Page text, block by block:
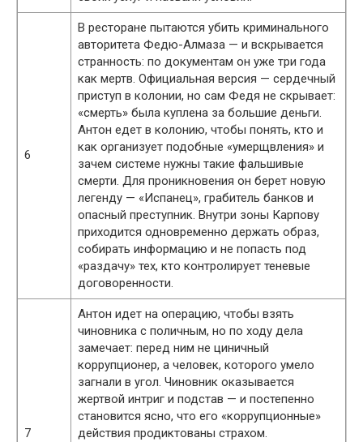
6
В ресторане пытаются убить криминального
авторитета Федю-Алмаза — и вскрывается
странность: по документам он уже три года
как мертв. Официальная версия — сердечный
приступ в колонии, но сам Федя не скрывает:
«смерть» была куплена за большие деньги.
Антон едет в колонию, чтобы понять, кто и
как организует подобные «умерщвления» и
зачем системе нужны такие фальшивые
смерти. Для проникновения он берет новую
легенду — «Испанец», грабитель банков и
опасный преступник. Внутри зоны Карпову
приходится одновременно держать образ,
собирать информацию и не попасть под
«раздачу» тех, кто контролирует теневые
договоренности.
7
Антон идет на операцию, чтобы взять
чиновника с поличным, но по ходу дела
замечает: перед ним не циничный
коррупционер, а человек, которого умело
загнали в угол. Чиновник оказывается
жертвой интриг и подстав — и постепенно
становится ясно, что его «коррупционные»
действия продиктованы страхом.